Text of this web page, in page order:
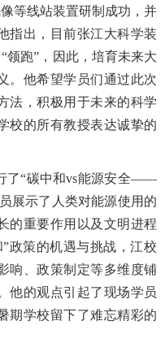
等线站装置研制成功，并
指出，目前张江大科学装
领跑”，因此，培育未来大
。他希望学员们通过此次
法，积极用于未来的科学
校的所有教授表达诚挚的
了“碳中和vs能源安全——
展示了人类对能源使用的
的重要作用以及文明进程
政策的机遇与挑战，江校
响、政策制定等多维度铺
他的观点引起了现场学员
期学校留下了难忘精彩的